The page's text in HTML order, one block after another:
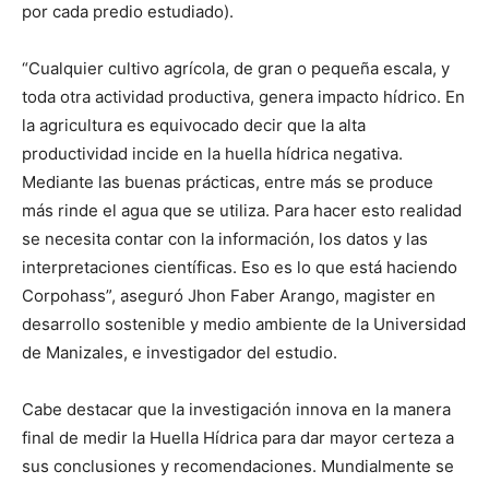
por cada predio estudiado).
“Cualquier cultivo agrícola, de gran o pequeña escala, y
toda otra actividad productiva, genera impacto hídrico. En
la agricultura es equivocado decir que la alta
productividad incide en la huella hídrica negativa.
Mediante las buenas prácticas, entre más se produce
más rinde el agua que se utiliza. Para hacer esto realidad
se necesita contar con la información, los datos y las
interpretaciones científicas. Eso es lo que está haciendo
Corpohass”, aseguró Jhon Faber Arango, magister en
desarrollo sostenible y medio ambiente de la Universidad
de Manizales, e investigador del estudio.
Cabe destacar que la investigación innova en la manera
final de medir la Huella Hídrica para dar mayor certeza a
sus conclusiones y recomendaciones. Mundialmente se